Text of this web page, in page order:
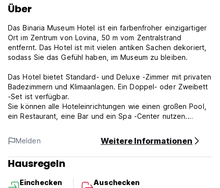
Über
Das Binaria Museum Hotel ist ein farbenfroher einzigartiger
Ort im Zentrum von Lovina, 50 m vom Zentralstrand
entfernt. Das Hotel ist mit vielen antiken Sachen dekoriert,
sodass Sie das Gefühl haben, im Museum zu bleiben.
Das Hotel bietet Standard- und Deluxe -Zimmer mit privaten
Badezimmern und Klimaanlagen. Ein Doppel- oder Zweibett
-Set ist verfügbar.
Sie können alle Hoteleinrichtungen wie einen großen Pool,
ein Restaurant, eine Bar und ein Spa -Center nutzen.
Das hohe Licht des Hotels ist ein Museum mit einer
Darstellung der privaten Sammlung antiker Dinge.
Hotell bietet Touren, Kochkurse, kulturelle Aktivitäten, Yoga
-Kurse und Transportdienste an.
''' Eigentumsrichtlinien '''
Melden Weitere Informationen
Hausregeln
Einchecken
Auschecken